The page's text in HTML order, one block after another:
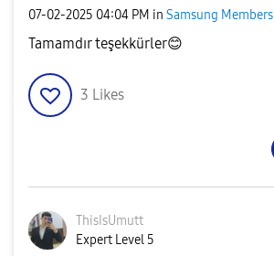
‎07-02-2025 04:04 PM in Samsung Members
Tamamdır teşekkürler😊
3 Likes
ThisIsUmutt
Expert Level 5